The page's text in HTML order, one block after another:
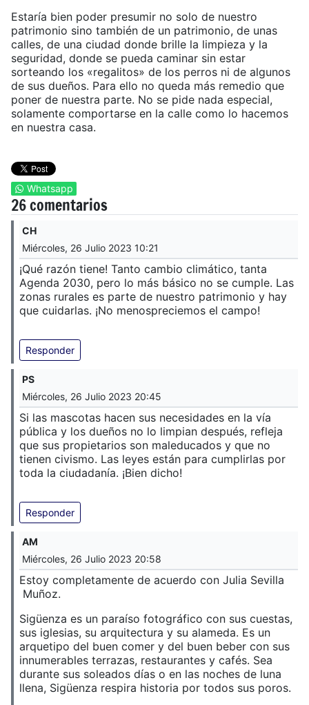
Estaría bien poder presumir no solo de nuestro
patrimonio sino también de un patrimonio, de unas
calles, de una ciudad donde brille la limpieza y la
seguridad, donde se pueda caminar sin estar
sorteando los «regalitos» de los perros ni de algunos
de sus dueños. Para ello no queda más remedio que
poner de nuestra parte. No se pide nada especial,
solamente comportarse en la calle como lo hacemos
en nuestra casa.
Whatsapp
26 comentarios
CH
Miércoles, 26 Julio 2023 10:21
¡Qué razón tiene! Tanto cambio climático, tanta
Agenda 2030, pero lo más básico no se cumple. Las
zonas rurales es parte de nuestro patrimonio y hay
que cuidarlas. ¡No menospreciemos el campo!
Responder
PS
Miércoles, 26 Julio 2023 20:45
Si las mascotas hacen sus necesidades en la vía
pública y los dueños no lo limpian después, refleja
que sus propietarios son maleducados y que no
tienen civismo. Las leyes están para cumplirlas por
toda la ciudadanía. ¡Bien dicho!
Responder
AM
Miércoles, 26 Julio 2023 20:58
Estoy completamente de acuerdo con Julia Sevilla
Muñoz.
Sigüenza es un paraíso fotográfico con sus cuestas,
sus iglesias, su arquitectura y su alameda. Es un
arquetipo del buen comer y del buen beber con sus
innumerables terrazas, restaurantes y cafés. Sea
durante sus soleados días o en las noches de luna
llena, Sigüenza respira historia por todos sus poros.